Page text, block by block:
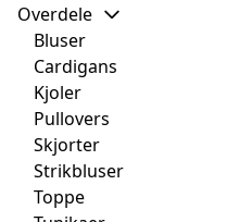
Overdele
Bluser
Cardigans
Kjoler
Pullovers
Skjorter
Strikbluser
Toppe